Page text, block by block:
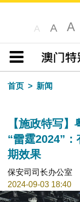
A A A
目录
首页
新闻
【施政特写
“雷霆2024”
期效果
保安司司长办公室
2024-09-03 18:40